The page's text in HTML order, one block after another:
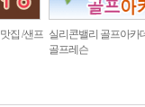
집 /샌프 실리콘밸리 골프아카
골프레슨